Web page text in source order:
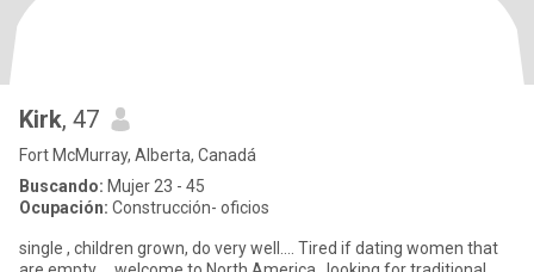
Kirk, 47
Fort McMurray, Alberta, Canadá
Buscando: Mujer 23 - 45
Ocupación: Construcción- oficios
single , children grown, do very well…. Tired if dating women that